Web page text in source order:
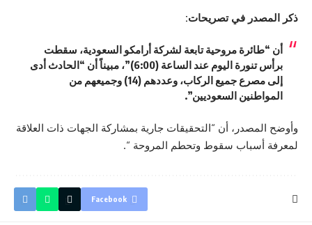
ذكر المصدر في تصريحات:
أن “طائرة مروحية تابعة لشركة أرامكو السعودية، سقطت
برأس تنورة اليوم عند الساعة (6:00)”، مبيناً أن “الحادث أدى
إلى مصرع جميع الركاب، وعددهم (14) وجميعهم من
المواطنين السعوديين”.
وأوضح المصدر، أن “التحقيقات جارية بمشاركة الجهات ذات العلاقة
لمعرفة أسباب سقوط وتحطم المروحة “.
Facebook